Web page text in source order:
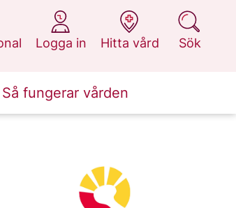
Logga in
på 1177.se
Hitta vård
på 1177.se
Sök
på 1177.se
Så fungerar vården